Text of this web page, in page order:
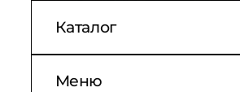
Каталог
Меню